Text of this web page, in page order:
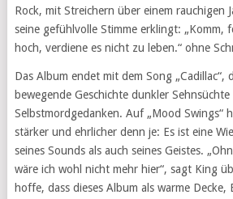
Rock, mit Streichern über einem rauchigen
seine gefühlvolle Stimme erklingt: „Komm,
hoch, verdiene es nicht zu leben.“ ohne
Das Album endet mit dem Song „Cadillac“,
bewegende Geschichte dunkler Sehnsüchte
Selbstmordgedanken. Auf „Mood Swings“
stärker und ehrlicher denn je: Es ist eine
seines Sounds als auch seines Geistes.
wäre ich wohl nicht mehr hier“, sagt King
hoffe, dass dieses Album als warme